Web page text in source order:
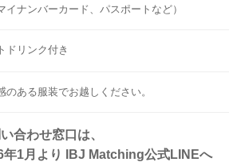
イナンバーカード、パスポートなど）
ドリンク付き
のある服装でお越しください。
合わせ窓口は、
年1月より IBJ Matching公式LINEへ